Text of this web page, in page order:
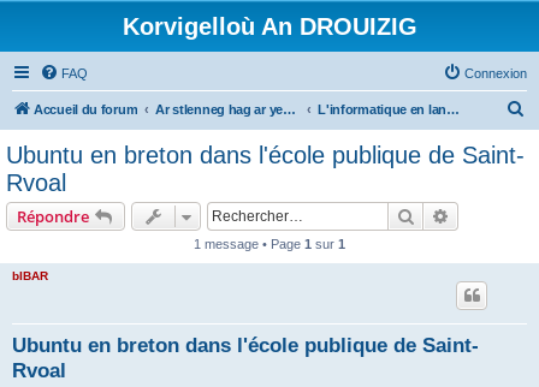
Korvigelloù An DROUIZIG
FAQ Connexion
Accueil du forum Ar stlenneg hag ar yezhoù bihan er bed a-bezh L'informatique en langues régionales et minoritaires
Ubuntu en breton dans l'école publique de Saint-
Rvoal
Répondre Rechercher
1 message • Page 1 sur 1
bIBAR
Ubuntu en breton dans l'école publique de Saint-
Rvoal